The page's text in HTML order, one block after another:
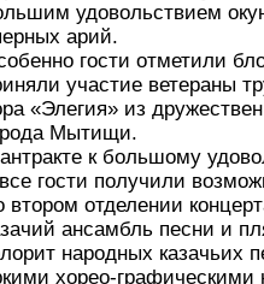
удовольствием
арий.
гости отметили
участие ветераны
«Элегия» из
Мытищи.
к большому
гости получили
втором отделении
ансамбль песни и
народных
хорео-